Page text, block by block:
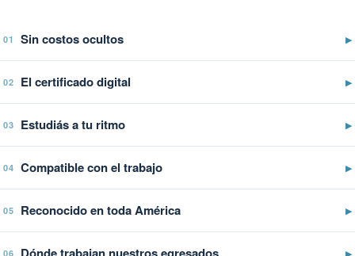
01 Sin costos ocultos ▶
02 El certificado digital ▶
03 Estudiás a tu ritmo ▶
04 Compatible con el trabajo ▶
05 Reconocido en toda América ▶
06 ▶